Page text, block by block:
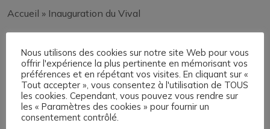
Accueil » Inauguration du Vival
Retour en image sur une inauguration réussie ce week-
end à Saint-Etienne de Saint-Geoirs.
Le Maire inaugurait en effet les travaux de réfection et la
Nous utilisons des cookies sur notre site Web pour vous
offrir l'expérience la plus pertinente en mémorisant vos
préférences et en répétant vos visites. En cliquant sur «
Tout accepter », vous consentez à l'utilisation de TOUS
les cookies. Cependant, vous pouvez vous rendre sur
les « Paramètres des cookies » pour fournir un
consentement contrôlé.